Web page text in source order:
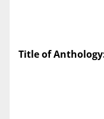
Title of